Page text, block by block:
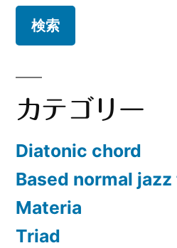
カテゴリー
Diatonic chord
Based normal
Materia
Triad